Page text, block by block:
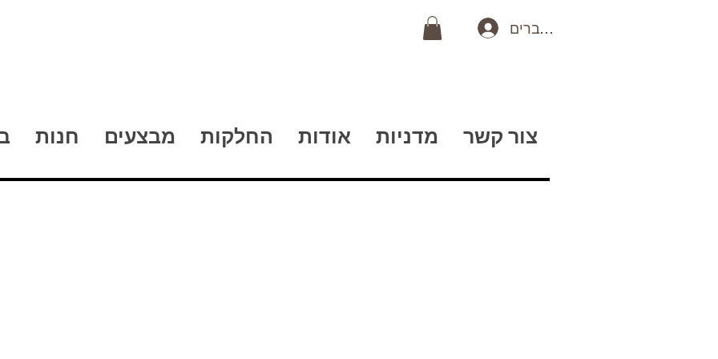
כניסה לחברים
חנות מבצעים החלקות אודות מדניות צור קשר